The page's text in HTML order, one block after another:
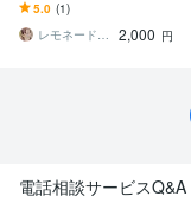
親子編◎』知って心の準
備をしましょう⭐
5.0 (1)
レモネードでも飲みながら～いづ
2,000 円
電話相談サービスQ&A